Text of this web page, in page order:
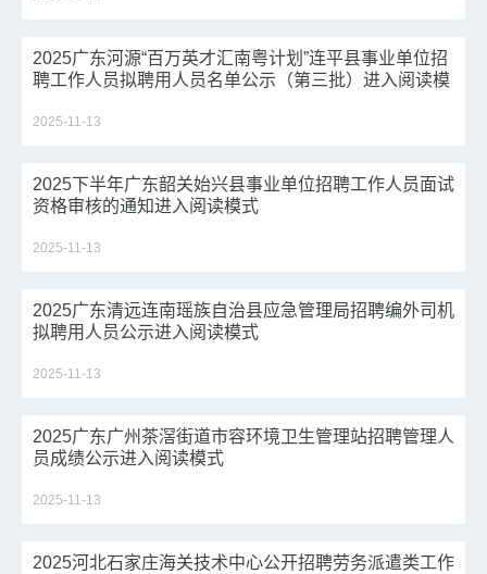
2025广东河源“百万英才汇南粤计划”连平县事业单位招
聘工作人员拟聘用人员名单公示（第三批）进入阅读模
2025-11-13
2025下半年广东韶关始兴县事业单位招聘工作人员面试
资格审核的通知进入阅读模式
2025-11-13
2025广东清远连南瑶族自治县应急管理局招聘编外司机
拟聘用人员公示进入阅读模式
2025-11-13
2025广东广州茶滘街道市容环境卫生管理站招聘管理人
员成绩公示进入阅读模式
2025-11-13
2025河北石家庄海关技术中心公开招聘劳务派遣类工作